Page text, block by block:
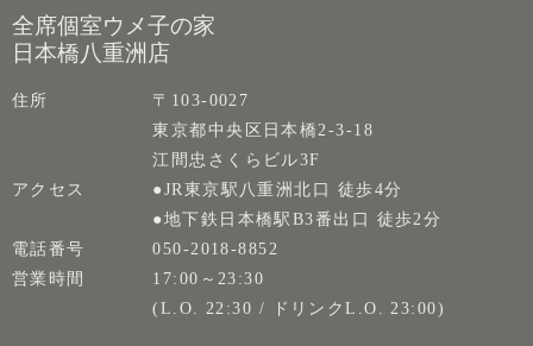
全席個室ウメ子の家
日本橋八重洲店
住所
〒103-0027
東京都中央区日本橋2-3-18
江間忠さくらビル3F
アクセス
●JR東京駅八重洲北口 徒歩4分
●地下鉄日本橋駅B3番出口 徒歩2分
電話番号
050-2018-8852
営業時間
17:00～23:30
(L.O. 22:30 / ドリンクL.O. 23:00)